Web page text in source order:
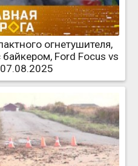
огнетушителя,
Ford Focus vs